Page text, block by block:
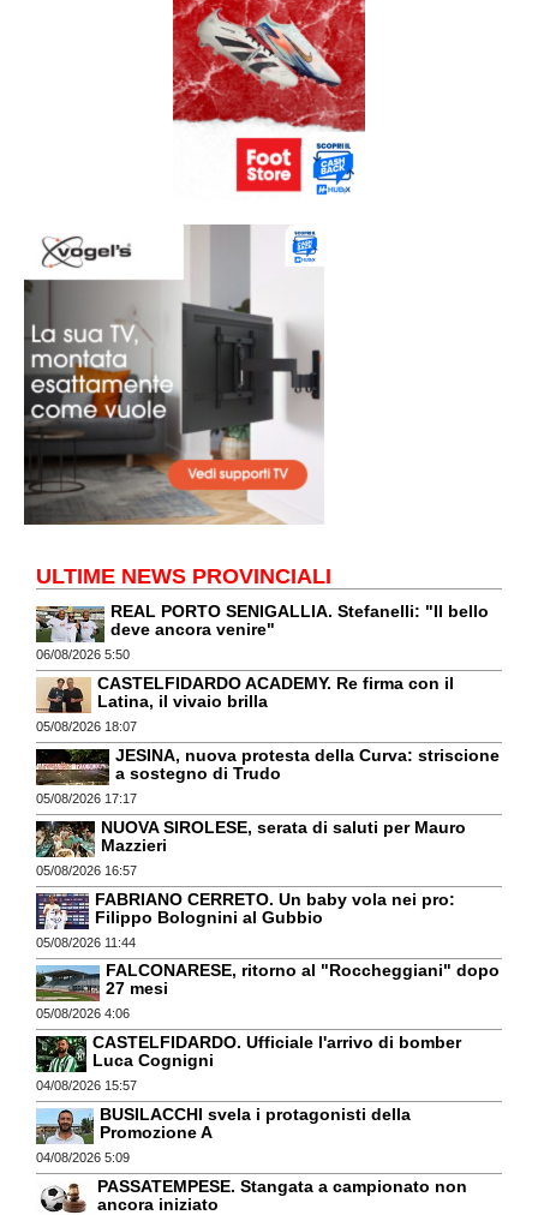
ULTIME NEWS PROVINCIALI
REAL PORTO SENIGALLIA. Stefanelli: "Il bello
deve ancora venire"
06/08/2026 5:50
CASTELFIDARDO ACADEMY. Re firma con il
Latina, il vivaio brilla
05/08/2026 18:07
JESINA, nuova protesta della Curva: striscione
a sostegno di Trudo
05/08/2026 17:17
NUOVA SIROLESE, serata di saluti per Mauro
Mazzieri
05/08/2026 16:57
FABRIANO CERRETO. Un baby vola nei pro:
Filippo Bolognini al Gubbio
05/08/2026 11:44
FALCONARESE, ritorno al "Roccheggiani" dopo
27 mesi
05/08/2026 4:06
CASTELFIDARDO. Ufficiale l'arrivo di bomber
Luca Cognigni
04/08/2026 15:57
BUSILACCHI svela i protagonisti della
Promozione A
04/08/2026 5:09
PASSATEMPESE. Stangata a campionato non
ancora iniziato